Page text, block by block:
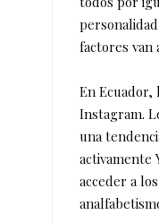
factores van
En Ecuador,
Instagram.
una
activamente
acceder a